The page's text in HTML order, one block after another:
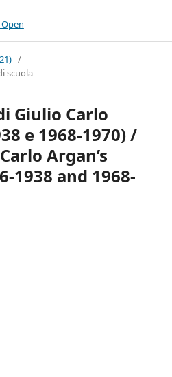
/
scuola
Giulio Carlo
e 1968-1970) /
Argan’s
1938 and 1968-